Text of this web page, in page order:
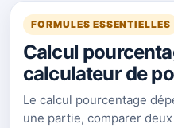
FORMULES ESSENTIELLES
Calcul
calculateur de
Le calcul pourcentage
une partie, comparer